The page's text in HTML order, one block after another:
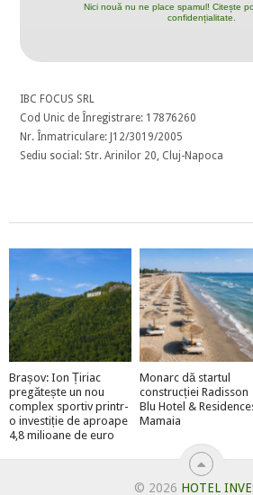
Nici nouă nu ne place spamul! Citește
confidențialitate.
IBC FOCUS SRL
Cod Unic de Înregistrare: 17876260
Nr. Înmatriculare: J12/3019/2005
Sediu social: Str. Arinilor 20, Cluj-Napoca
Brașov: Ion Țiriac
pregătește un nou
complex sportiv printr-
o investiție de aproape
4,8 milioane de euro
Monarc dă startul
construcției Radisson
Blu Hotel &
Mamaia
© 2026 HOTEL